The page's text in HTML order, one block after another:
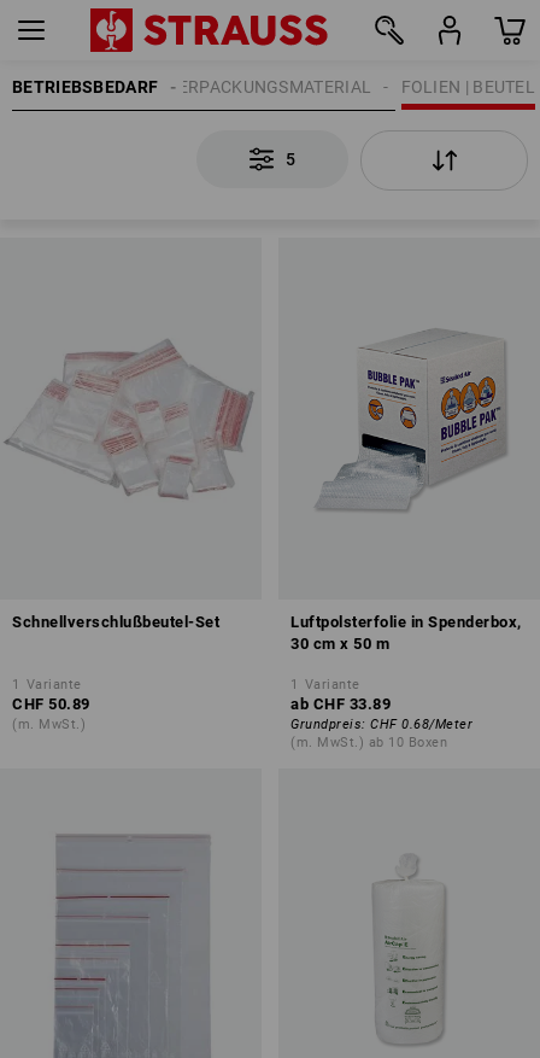
BETRIEBSBEDARF FOLIEN | BEUTEL
VERPACKUNGSMATERIAL
5
Schnellverschlußbeutel-Set
1 Variante
CHF 50.89
(m. MwSt.)
Luftpolsterfolie in Spenderbox,
30 cm x 50 m
1 Variante
ab CHF 33.89
Grundpreis: CHF 0.68/Meter
(m. MwSt.) ab 10 Boxen